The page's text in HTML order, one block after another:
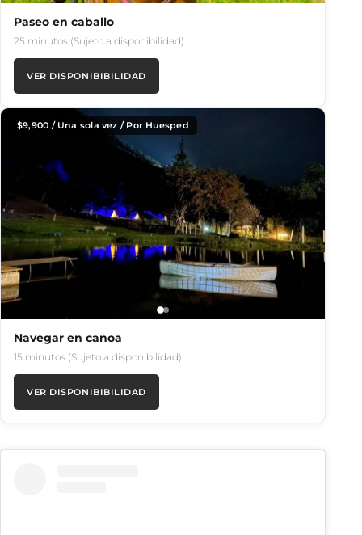
Paseo en caballo
25 minutos (Sujeto a disponibilidad)
VER DISPONIBIBILIDAD
$9,900 / Una sola vez / Por Huesped
Navegar en canoa
15 minutos (Sujeto a disponibilidad)
VER DISPONIBIBILIDAD